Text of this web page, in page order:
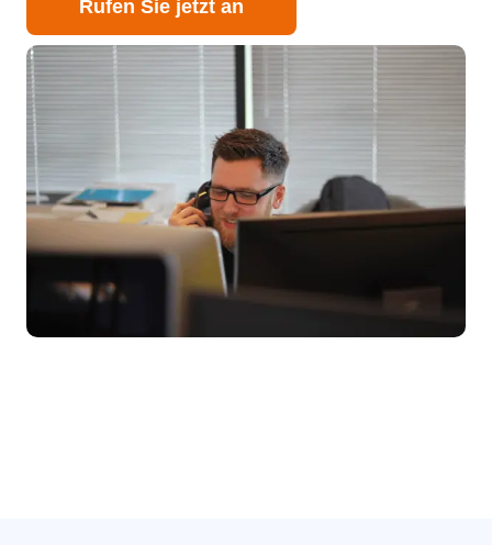
Rufen Sie jetzt an